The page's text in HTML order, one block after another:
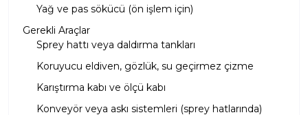
Yağ ve pas sökücü (ön işlem için)
Gerekli Araçlar
Sprey hattı veya daldırma tankları
Koruyucu eldiven, gözlük, su geçirmez çizme
Karıştırma kabı ve ölçü kabı
Konveyör veya askı sistemleri (sprey hatlarında)